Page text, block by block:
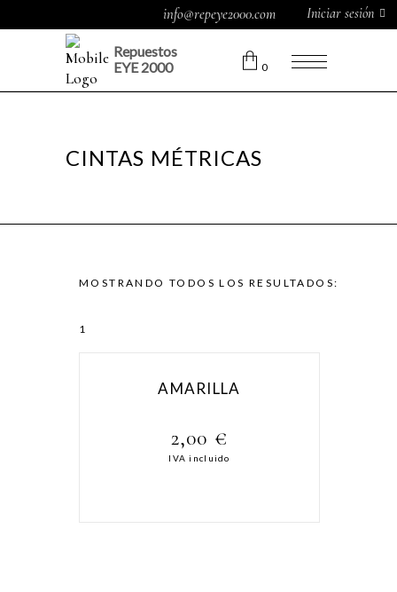
info@repeye2000.com Iniciar sesión
Repuestos
EYE 2000
0
CINTAS MÉTRICAS
MOSTRANDO TODOS LOS RESULTADOS:
1
AMARILLA
2,00 €
IVA incluido